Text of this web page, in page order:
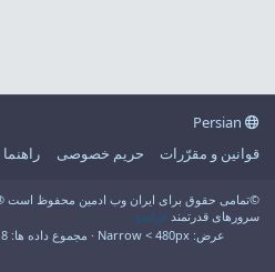
قوانین و مقرّرات
حریم خصوصی راهنما
سرورهای قدرتمند فراسو
عرض
مجموع داده ها 8